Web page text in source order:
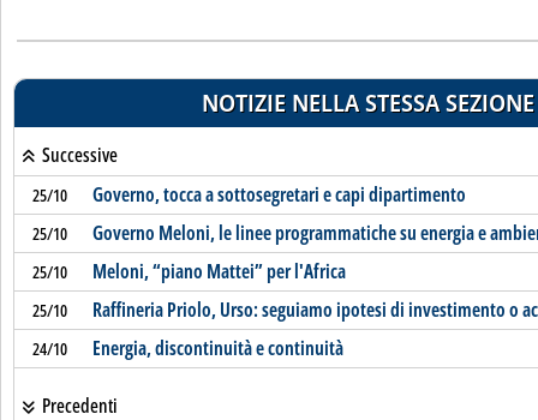
NOTIZIE NELLA STESSA SEZIONE
Successive
25/10 Governo, tocca a sottosegretari e capi dipartimento
25/10 Governo Meloni, le linee programmatiche su energia e
25/10 Meloni, “piano Mattei” per l'Africa
25/10 Raffineria Priolo, Urso: seguiamo ipotesi di investimento o
24/10 Energia, discontinuità e continuità
Precedenti